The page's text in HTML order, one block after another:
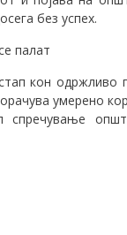
без успех.
кон
умерено
спречување